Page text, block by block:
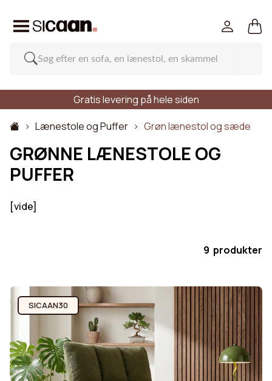
Gratis levering på hele siden
Lænestole og Puffer
Grøn lænestol og sæde
GRØNNE LÆNESTOLE OG
PUFFER
[vide]
9 produkter
SICAAN30